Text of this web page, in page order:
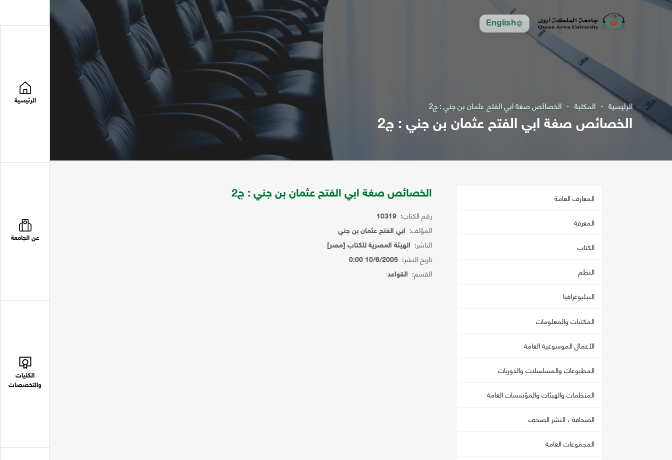
English
الرئيسية
عن الجامعة
الكليات
والتخصصات
الرئيسية المكتبة الخصائص صغة ابي الفتح عثمان بن جني : ج2
الخصائص صغة ابي الفتح عثمان بن جني : ج2
المعارف العامة
المعرفة
الكتاب
النظم
البيليوغرافيا
المكتبات والمعلومات
الأعمال الموسوعية العامة
المطبوعات والمسلسلات والدوريات
المنظمات والهيئات والمؤسسات العامة
الصحافة ، النشر الصحف
المجموعات العامة
الخصائص صغة ابي الفتح عثمان بن جني : ج2
رقم الكتاب: 10319
المؤلف: ابي الفتح عثمان بن جني
الناشر: الهيئة المصرية للكتاب [مصر]
تاريخ النشر: 10/6/2005 0:00
القسم: القواعد